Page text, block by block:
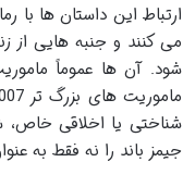
ارتباط این داستان ها با
می کنند و جنبه هایی از
شود. آن ها عموماً
شناختی یا اخلاقی خاص،
جیمز باند را نه فقط به